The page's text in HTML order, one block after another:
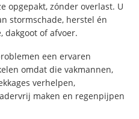
opgepakt, zónder overlast. U
stormschade, herstel én
dakgoot of afvoer.
een ervaren
omdat die vakmannen,
verhelpen,
maken en regenpijpen